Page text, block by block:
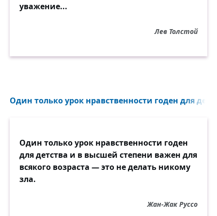
уважение...
Лев Толстой
Один только урок нравственности годен для
Один только урок нравственности годен
для детства и в высшей степени важен для
всякого возраста — это не делать никому
зла.
Жан-Жак Руссо